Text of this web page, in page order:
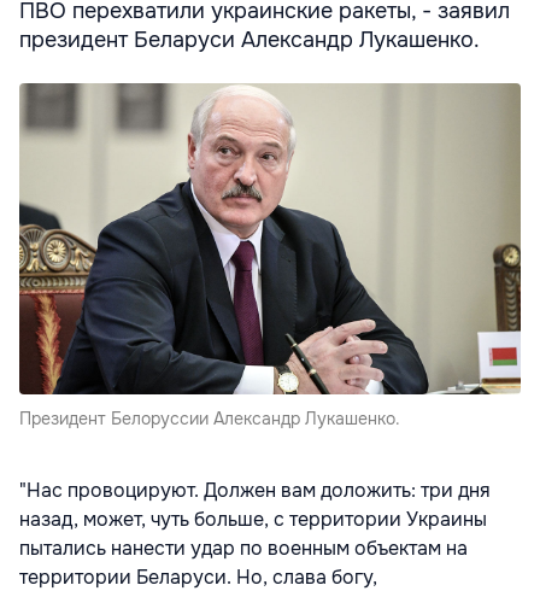
ПВО перехватили украинские ракеты, - заявил
президент Беларуси Александр Лукашенко.
Президент Белоруссии Александр Лукашенко.
"Нас провоцируют. Должен вам доложить: три дня
назад, может, чуть больше, с территории Украины
пытались нанести удар по военным объектам на
территории Беларуси. Но, слава богу,